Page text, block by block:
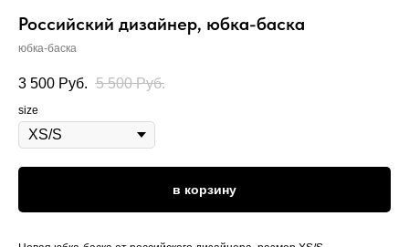
Российский дизайнер, юбка-баска
юбка-баска
3 500 Руб. 5 500 Руб.
size
в корзину